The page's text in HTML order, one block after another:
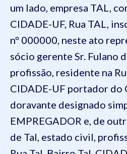
um lado, empresa TAL,
CIDADE-UF, Rua TAL,
nº 000000, neste ato
sócio gerente Sr. Fulano
profissão, residente na
CIDADE-UF portador do
doravante designado
EMPREGADOR e, de
de Tal, estado civil,